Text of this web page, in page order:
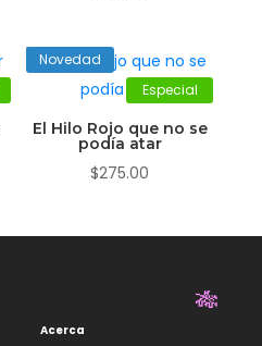
Especial
Novedad
El Hilo Rojo que no se
podía atar
$275.00
Acerca